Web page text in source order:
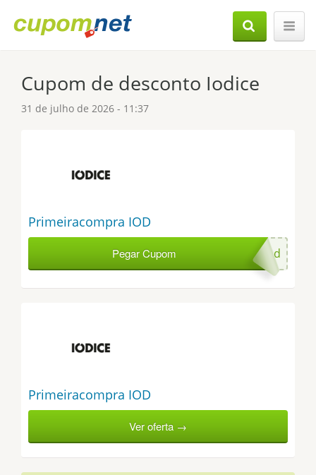
Cupom de desconto Iodice
31 de julho de 2026 - 11:37
Primeiracompra IOD
Pegar Cupom primeiraiod
Primeiracompra IOD
Ver oferta →